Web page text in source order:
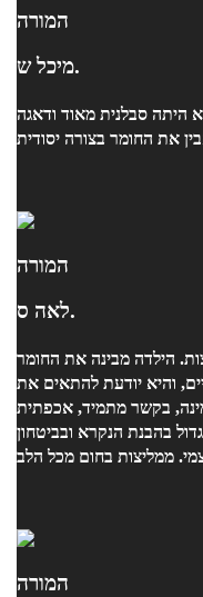
המורה
מיכל ש.
עם מיכל היו לי הכי מועילים היא היתה סבלנית מאוד ודאגה
המורה
לאה ס.
הילדה מבינה את החומר
והיא יודעת להתאים את
בקשר מתמיד, אכפתית
בהבנת הנקרא ובביטחון
המורה